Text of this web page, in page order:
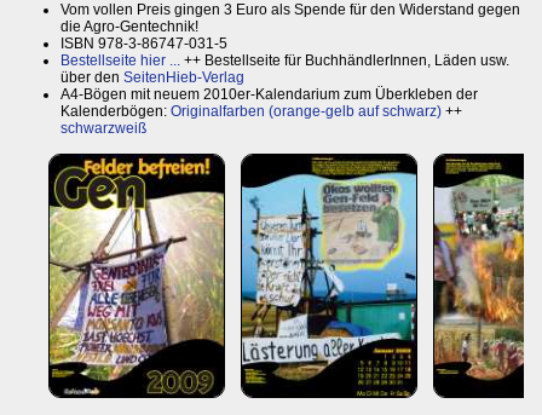
Vom vollen Preis gingen 3 Euro als Spende für den Widerstand gegen
die Agro-Gentechnik!
ISBN 978-3-86747-031-5
Bestellseite hier ... ++ Bestellseite für BuchhändlerInnen, Läden usw.
über den SeitenHieb-Verlag
A4-Bögen mit neuem 2010er-Kalendarium zum Überkleben der
Kalenderbögen: Originalfarben (orange-gelb auf schwarz) ++
schwarzweiß